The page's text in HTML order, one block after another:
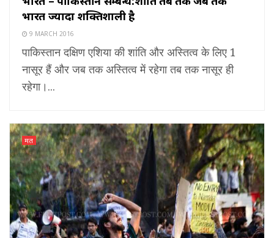
भारत ज्यादा शक्तिशाली है
9 MARCH 2016
पाकिस्तान दक्षिण एशिया की शांति और अस्तित्व के लिए 1
नासूर हैं और जब तक अस्तित्व में रहेगा तब तक नासूर ही
रहेगा।...
मत